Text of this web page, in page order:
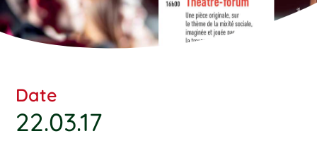
Date
22.03.17